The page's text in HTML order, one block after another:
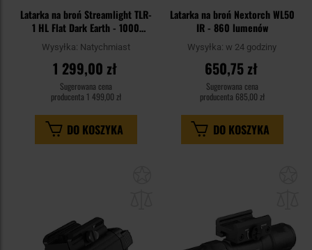
Latarka na broń Streamlight TLR-
1 HL Flat Dark Earth - 1000
lumenów
Wysyłka: Natychmiast
1 299,00 zł
Sugerowana cena
producenta 1 499,00 zł
DO KOSZYKA
Latarka na broń Nextorch WL50
IR - 860 lumenów
Wysyłka: w 24 godziny
650,75 zł
Sugerowana cena
producenta 685,00 zł
DO KOSZYKA